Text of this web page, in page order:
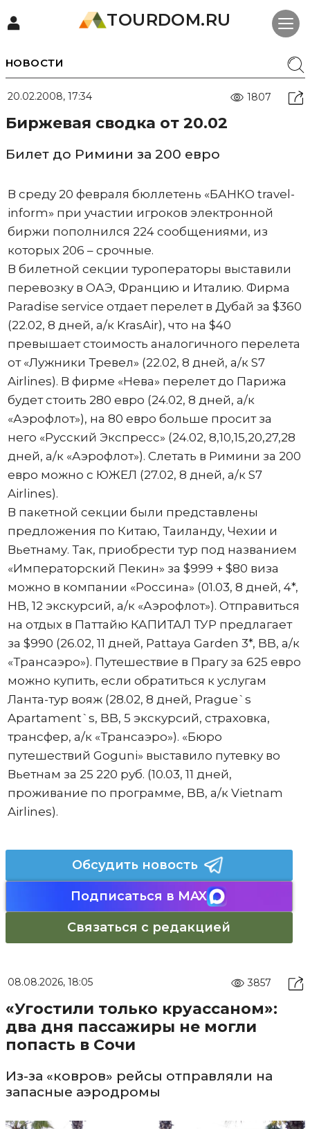
TOURDOM.RU
НОВОСТИ
20.02.2008, 17:34 1807
Биржевая сводка от 20.02
Билет до Римини за 200 евро
В среду 20 февраля бюллетень «БАНКО travel-
inform» при участии игроков электронной
биржи пополнился 224 сообщениями, из
которых 206 – срочные.
В билетной секции туроператоры выставили
перевозку в ОАЭ, Францию и Италию. Фирма
Paradise service отдает перелет в Дубай за $360
(22.02, 8 дней, а/к KrasAir), что на $40
превышает стоимость аналогичного перелета
от «Лужники Тревел» (22.02, 8 дней, а/к S7
Airlines). В фирме «Нева» перелет до Парижа
будет стоить 280 евро (24.02, 8 дней, а/к
«Аэрофлот»), на 80 евро больше просит за
него «Русский Экспресс» (24.02, 8,10,15,20,27,28
дней, а/к «Аэрофлот»). Слетать в Римини за 200
евро можно с ЮЖЕЛ (27.02, 8 дней, а/к S7
Airlines).
В пакетной секции были представлены
предложения по Китаю, Таиланду, Чехии и
Вьетнаму. Так, приобрести тур под названием
«Императорский Пекин» за $999 + $80 виза
можно в компании «Россина» (01.03, 8 дней, 4*,
HB, 12 экскурсий, а/к «Аэрофлот»). Отправиться
на отдых в Паттайю КАПИТАЛ ТУР предлагает
за $990 (26.02, 11 дней, Pattaya Garden 3*, BB, а/к
«Трансаэро»). Путешествие в Прагу за 625 евро
можно купить, если обратиться к услугам
Ланта-тур вояж (28.02, 8 дней, Prague`s
Apartament`s, BB, 5 экскурсий, страховка,
трансфер, а/к «Трансаэро»). «Бюро
путешествий Goguni» выставило путевку во
Вьетнам за 25 220 руб. (10.03, 11 дней,
проживание по программе, BB, а/к Vietnam
Airlines).
Обсудить новость
Подписаться в MAX
Связаться с редакцией
08.08.2026, 18:05 3857
«Угостили только круассаном»:
два дня пассажиры не могли
попасть в Сочи
Из-за «ковров» рейсы отправляли на
запасные аэродромы